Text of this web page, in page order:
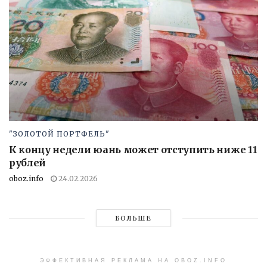
"ЗОЛОТОЙ ПОРТФЕЛЬ"
К концу недели юань может отступить ниже 11
рублей
oboz.info 24.02.2026
БОЛЬШЕ
ЭФФЕКТИВНАЯ РЕКЛАМА НА OBOZ.INFO